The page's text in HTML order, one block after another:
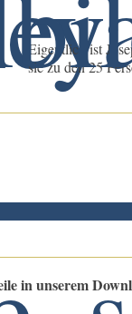
Eigentlich ist
sie zu den 25
in unserem